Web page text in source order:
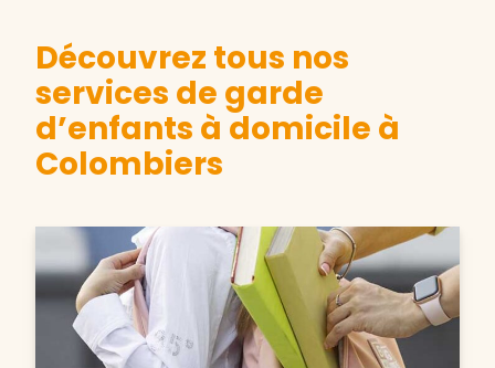
Découvrez tous nos
services de garde
d’enfants à domicile à
Colombiers